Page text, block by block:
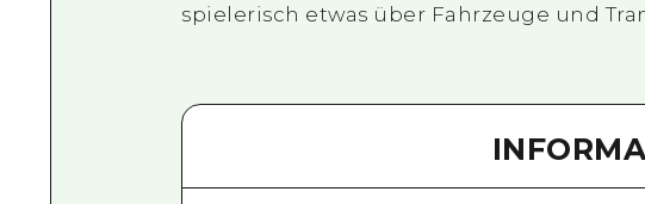
spielerisch etwas über Fahrzeuge und